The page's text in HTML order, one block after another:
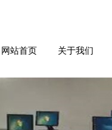
网站首页 关于我们